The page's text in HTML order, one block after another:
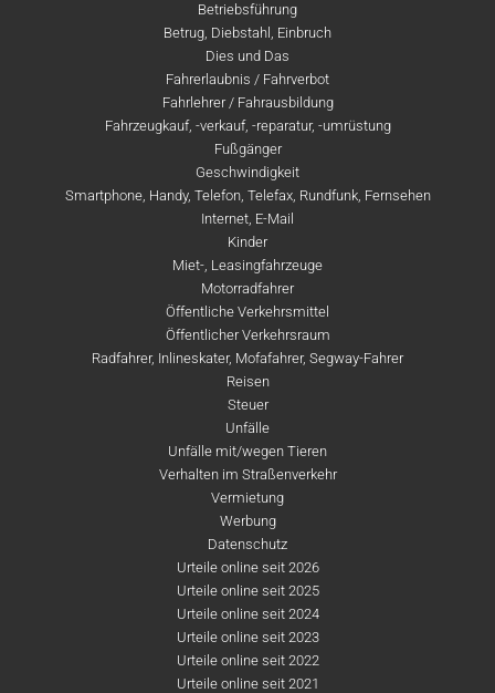
Betriebsführung
Betrug, Diebstahl, Einbruch
Dies und Das
Fahrerlaubnis / Fahrverbot
Fahrlehrer / Fahrausbildung
Fahrzeugkauf, -verkauf, -reparatur, -umrüstung
Fußgänger
Geschwindigkeit
Smartphone, Handy, Telefon, Telefax, Rundfunk, Fernsehen
Internet, E-Mail
Kinder
Miet-, Leasingfahrzeuge
Motorradfahrer
Öffentliche Verkehrsmittel
Öffentlicher Verkehrsraum
Radfahrer, Inlineskater, Mofafahrer, Segway-Fahrer
Reisen
Steuer
Unfälle
Unfälle mit/wegen Tieren
Verhalten im Straßenverkehr
Vermietung
Werbung
Datenschutz
Urteile online seit 2026
Urteile online seit 2025
Urteile online seit 2024
Urteile online seit 2023
Urteile online seit 2022
Urteile online seit 2021